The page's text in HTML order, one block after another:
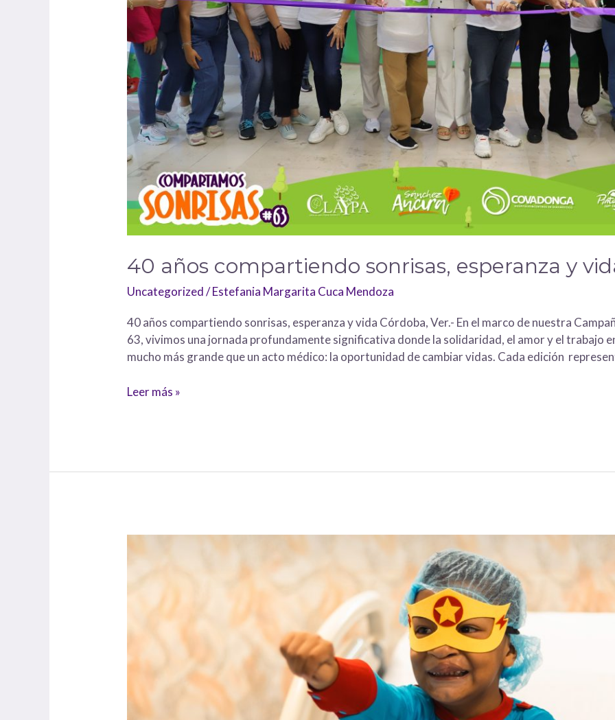
40 años compartiendo sonrisas, esperanza y
Uncategorized/Estefania Margarita Cuca Mendoza
40 años compartiendo sonrisas, esperanza y vida Córdoba, Ver.- En el marco de nuestra
63, vivimos una jornada profundamente significativa donde la solidaridad, el amor y el trabajo
mucho más grande que un acto médico: la oportunidad de cambiar vidas. Cada edición
Leer más »
que
transforman